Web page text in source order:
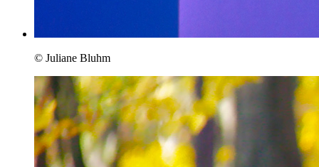
© Juliane Bluhm